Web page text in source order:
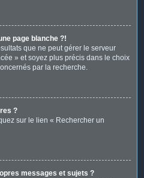
page blanche ?!
que ne peut gérer le serveur
» et soyez plus précis dans le choix
par la recherche.
?
sur le lien « Rechercher un
messages et sujets ?